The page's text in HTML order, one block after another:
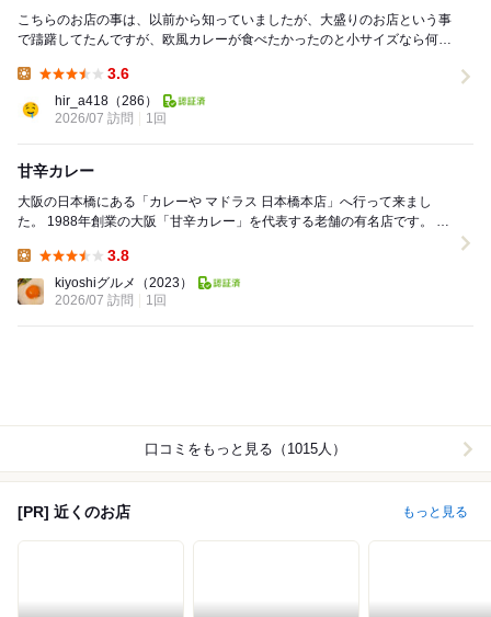
こちらのお店の事は、以前から知っていましたが、大盛りのお店という事
で躊躇してたんですが、欧風カレーが食べたかったのと小サイズなら何と
3.6
hir_a418 （286）
2026/07 訪問
1回
甘辛カレー
大阪の日本橋にある「カレーや マドラス 日本橋本店」へ行って来まし
た。 1988年創業の大阪「甘辛カレー」を代表する老舗の有名店です。 サ
3.8
kiyoshiグルメ
（2023）
2026/07 訪問
1回
口コミをもっと見る（1015人）
[PR] 近くのお店 もっと見る